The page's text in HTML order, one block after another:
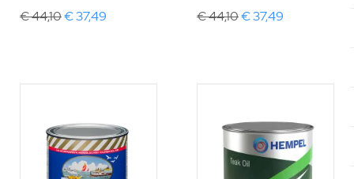
€ 44,10€ 37,49 € 44,10€ 37,49